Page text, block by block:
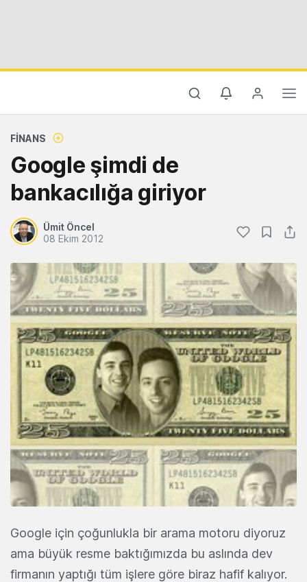
FINANS
Google şimdi de
bankacılığa giriyor
Ümit Öncel
08 Ekim 2012
Google için çoğunlukla bir arama motoru diyoruz
ama büyük resme baktığımızda bu aslında dev
firmanın yaptığı tüm işlere göre biraz hafif kalıyor.